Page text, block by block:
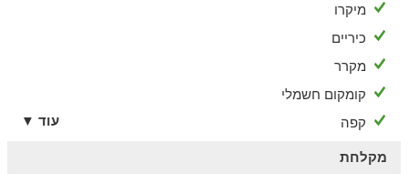
מיקרו
כיריים
מקרר
קומקום חשמלי
קפה
עוד ▼
מקלחת